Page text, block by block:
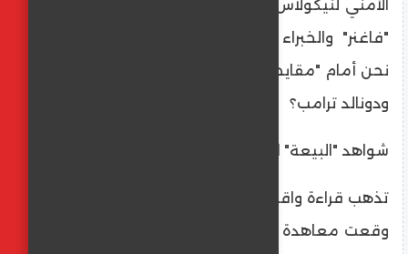
الأمني لنيكولاس مادورو -المدعوم من مرتزقة
"فاغنر" والخبراء الروس- بهذه السهولة؟ وهل
نحن أمام "مقايضة تاريخية" بين فلاديمير بوتين
ودونالد ترامب؟
​شواهد "البيعة" السياسية
​تذهب قراءة واقعية للأحداث إلى أن روسيا، التي
وقعت معاهدة "شراكة استراتيجية" مع مادورو